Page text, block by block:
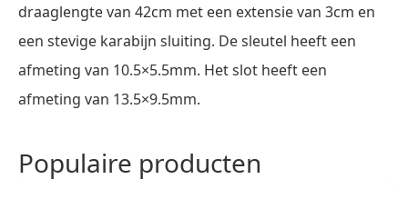
draaglengte van 42cm met een extensie van 3cm en
een stevige karabijn sluiting. De sleutel heeft een
afmeting van 10.5×5.5mm. Het slot heeft een
afmeting van 13.5×9.5mm.
Populaire producten